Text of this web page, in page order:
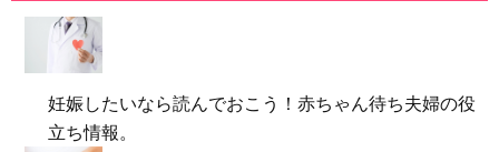
妊娠したいなら読んでおこう！赤ちゃん待ち夫婦の役
立ち情報。